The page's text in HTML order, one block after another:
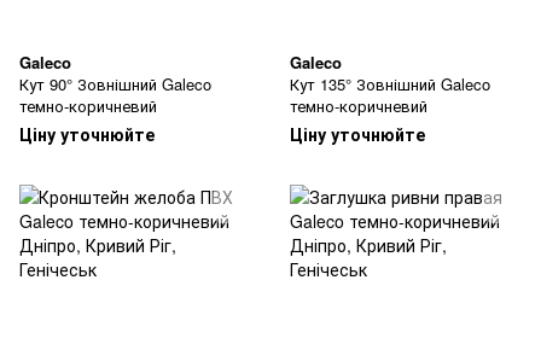
Galeco
Кут 90° Зовнішний Galeco
темно-коричневий
Ціну уточнюйте
Galeco
Кут 135° Зовнішний Galeco
темно-коричневий
Ціну уточнюйте